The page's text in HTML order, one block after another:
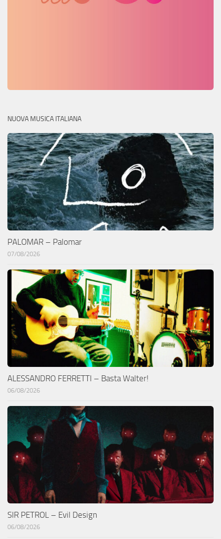
NUOVA MUSICA ITALIANA
PALOMAR – Palomar
07/08/2026
ALESSANDRO FERRETTI – Basta Walter!
06/08/2026
SIR PETROL – Evil Design
06/08/2026